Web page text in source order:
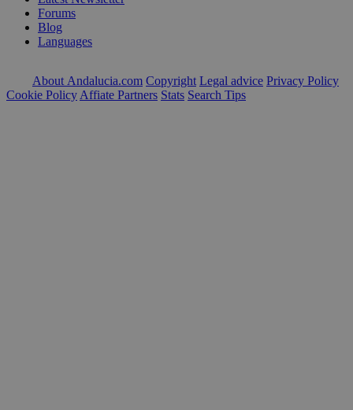
Forums
Blog
Languages
About Andalucia.com Copyright Legal advice Privacy Policy
Cookie Policy Affiate Partners Stats Search Tips